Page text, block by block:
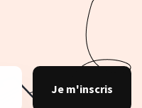
Je m'inscris